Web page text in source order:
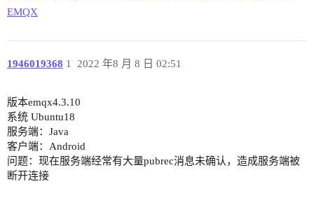
EMQX
1946019368 2022 年8 月 8 日 02:51
1
版本emqx4.3.10
系统 Ubuntu18
服务端：Java
客户端：Android
问题：现在服务端经常有大量pubrec消息未确认，造成服务端被
断开连接